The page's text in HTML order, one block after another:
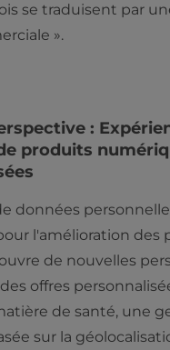
se traduisent par
».
:
produits
données
l'amélioration des
de nouvelles
offres
de santé, une
sur la